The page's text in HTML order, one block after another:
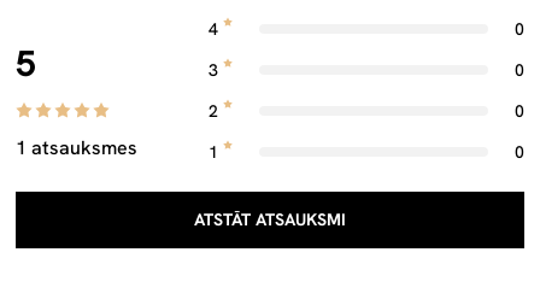
5
1 atsauksmes
4
0
3
0
2
0
1
0
ATSTĀT ATSAUKSMI